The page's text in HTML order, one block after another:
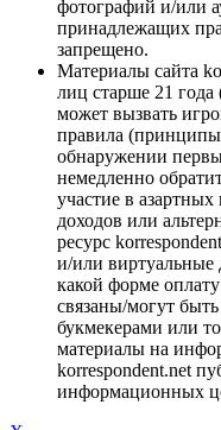
фотографий и/или
принадлежащих
запрещено.
Материалы сайта
лиц старше 21 года
может вызвать
правила
обнаружении
немедленно
участие в
доходов или
ресурс
и/или виртуальные
какой форме
связаны/могут
букмекерами или
материалы на
korrespondent.net
информационных